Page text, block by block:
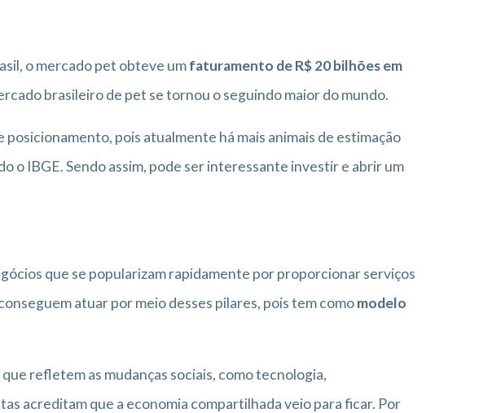
o mercado pet obteve umfaturamento de R$ 20 bilhões em
brasileiro de pet se tornou o seguindo maior do mundo.
pois atualmente há mais animais de estimação
o IBGE. Sendo assim, pode ser interessante investir e abrir um
que se popularizam rapidamente por proporcionar serviços
atuar por meio desses pilares, pois tem comomodelo
refletem as mudanças sociais, como tecnologia,
acreditam que a economia compartilhada veio para ficar. Por